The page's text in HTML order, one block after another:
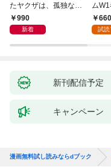
たヤクザは、孤独な私
をかき乱す～
990
新着
ムW1
660
試読
新刊配信予定
キャンペーン
漫画無料試し読みならdブック